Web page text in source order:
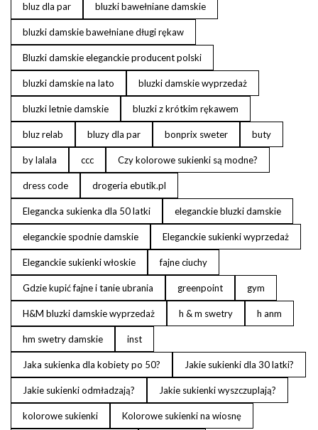
bluz dla par bluzki bawełniane damskie
bluzki damskie bawełniane długi rękaw
Bluzki damskie eleganckie producent polski
bluzki damskie na lato bluzki damskie wyprzedaż
bluzki letnie damskie bluzki z krótkim rękawem
bluz relab bluzy dla par bonprix sweter buty
by lalala ccc Czy kolorowe sukienki są modne?
dress code drogeria ebutik.pl
Elegancka sukienka dla 50 latki eleganckie bluzki damskie
eleganckie spodnie damskie Eleganckie sukienki wyprzedaż
Eleganckie sukienki włoskie fajne ciuchy
Gdzie kupić fajne i tanie ubrania greenpoint gym
H&M bluzki damskie wyprzedaż h & m swetry h anm
hm swetry damskie inst
Jaka sukienka dla kobiety po 50? Jakie sukienki dla 30 latki?
Jakie sukienki odmładzają? Jakie sukienki wyszczuplają?
kolorowe sukienki Kolorowe sukienki na wiosnę